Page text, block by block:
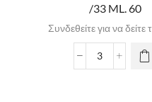
/33 ML. 60
Συνδεθείτε για να δείτε